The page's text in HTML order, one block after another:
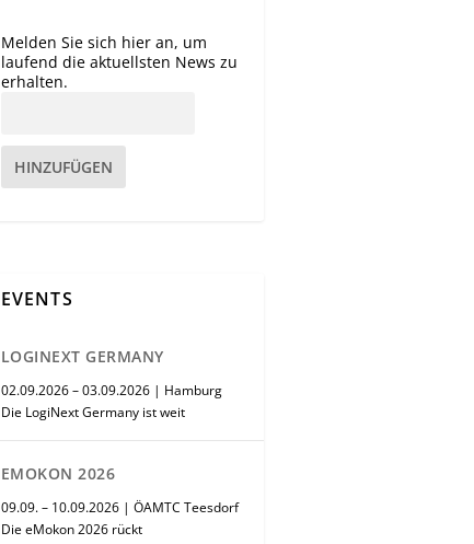
Melden Sie sich hier an, um
laufend die aktuellsten News zu
erhalten.
HINZUFÜGEN
EVENTS
LOGINEXT GERMANY
02.09.2026 – 03.09.2026 | Hamburg
Die LogiNext Germany ist weit
EMOKON 2026
09.09. – 10.09.2026 | ÖAMTC Teesdorf
Die eMokon 2026 rückt